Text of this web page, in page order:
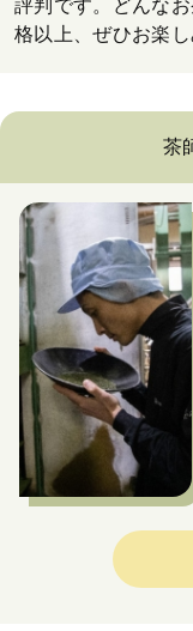
評判です。どんな
格以上、ぜひお楽し
茶